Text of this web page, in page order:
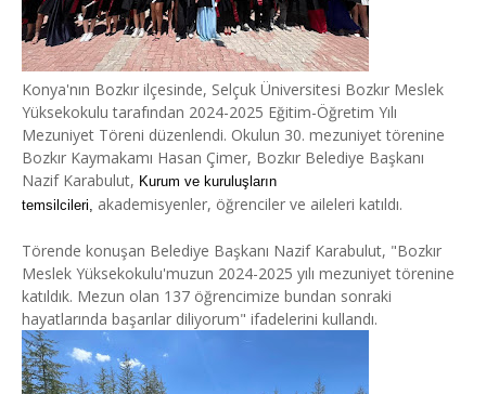
Konya'nın Bozkır ilçesinde, Selçuk Üniversitesi Bozkır Meslek
Yüksekokulu tarafından 2024-2025 Eğitim-Öğretim Yılı
Mezuniyet Töreni düzenlendi. Okulun 30. mezuniyet törenine
Bozkır Kaymakamı Hasan Çimer, Bozkır Belediye Başkanı
Nazif Karabulut, Kurum ve kuruluşların
temsilcileri, akademisyenler, öğrenciler ve aileleri katıldı.
Törende konuşan Belediye Başkanı Nazif Karabulut, "Bozkır
Meslek Yüksekokulu'muzun 2024-2025 yılı mezuniyet törenine
katıldık. Mezun olan 137 öğrencimize bundan sonraki
hayatlarında başarılar diliyorum" ifadelerini kullandı.